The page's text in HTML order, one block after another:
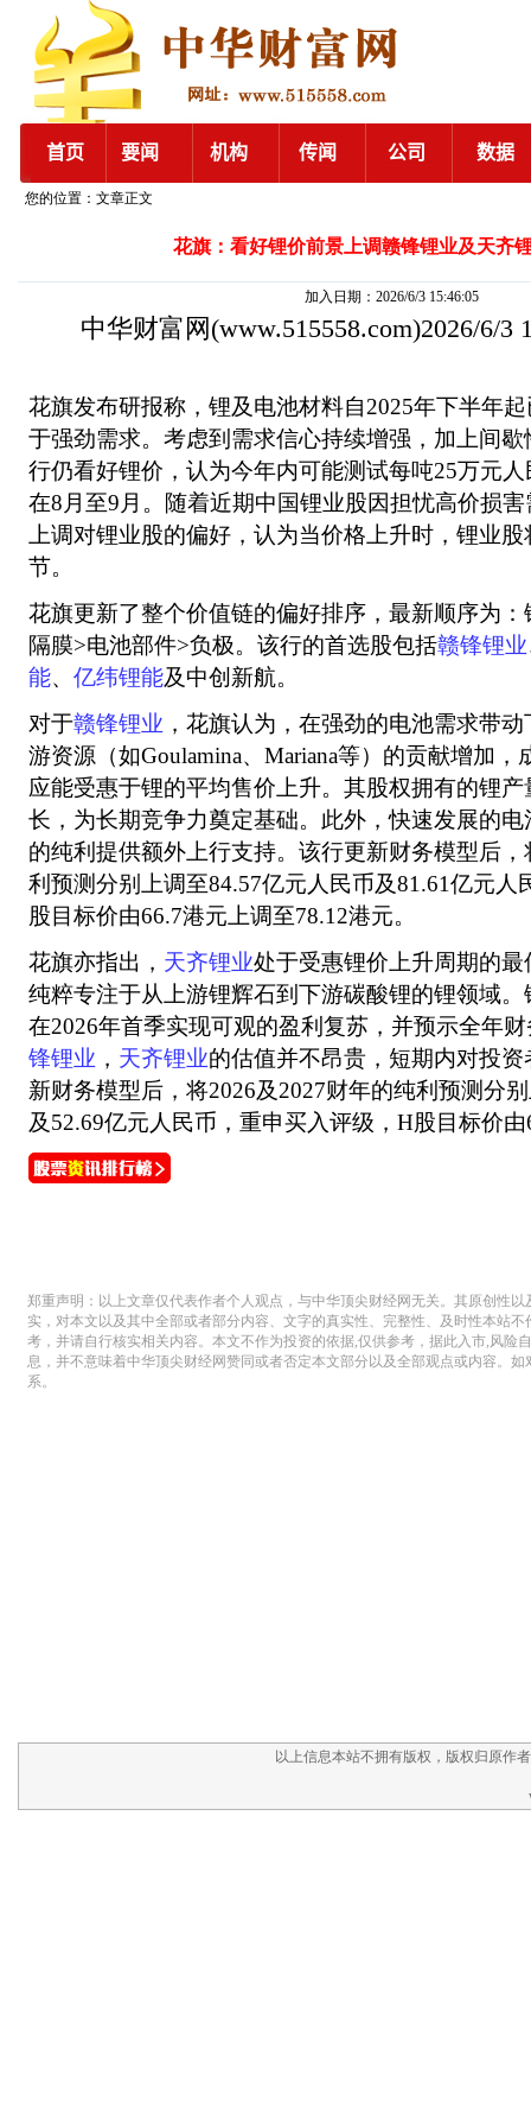
您的位置：文章正文
花旗：看好锂价前景上调赣锋锂业及天齐
加入日期：2026/6/3 15:46:05
中华财富网 (www.515558.com)2026/6/3
花旗发布研报称，锂及电池材料自2025年下半年
于强劲需求。考虑到需求信心持续增强，加上间
行仍看好锂价，认为今年内可能测试每吨25万元
在8月至9月。随着近期中国锂业股因担忧高价损
上调对锂业股的偏好，认为当价格上升时，锂业
节。
花旗更新了整个价值链的偏好排序，最新顺序为
隔膜>电池部件>负极。该行的首选股包括赣锋锂业
能、 亿纬锂能及中创新航。
对于赣锋锂业 ，花旗认为，在强劲的电池需求带
游资源（如Goulamina、Mariana等）的贡献增加
应能受惠于锂的平均售价上升。其股权拥有的锂
长，为长期竞争力奠定基础。此外，快速发展的
的纯利提供额外上行支持。该行更新财务模型后，
利预测分别上调至84.57亿元人民币及81.61亿元人
股目标价由66.7港元上调至78.12港元。
花旗亦指出， 天齐锂业处于受惠锂价上升周期的
纯粹专注于从上游锂辉石到下游碳酸锂的锂领域
在2026年首季实现可观的盈利复苏，并预示全年
锋锂业 ， 天齐锂业的估值并不昂贵，短期内对投
新财务模型后，将2026及2027财年的纯利预测分
及52.69亿元人民币，重申买入评级，H股目标价
以上信息本站不拥有版权，版权归原作